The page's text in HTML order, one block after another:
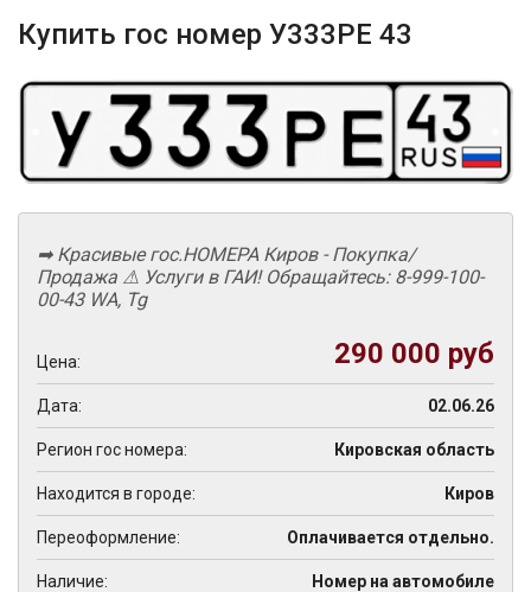
Купить гос номер У333РЕ 43
➡ Красивые гос.НОМЕРА Киров - Покупка/
Продажа ⚠ Услуги в ГАИ! Обращайтесь: 8-999-100-
00-43 WА, Tg
Цена: 290 000 руб
Дата: 02.06.26
Регион гос номера: Кировская область
Находится в городе: Киров
Переоформление: Оплачивается отдельно.
Наличие: Номер на автомобиле